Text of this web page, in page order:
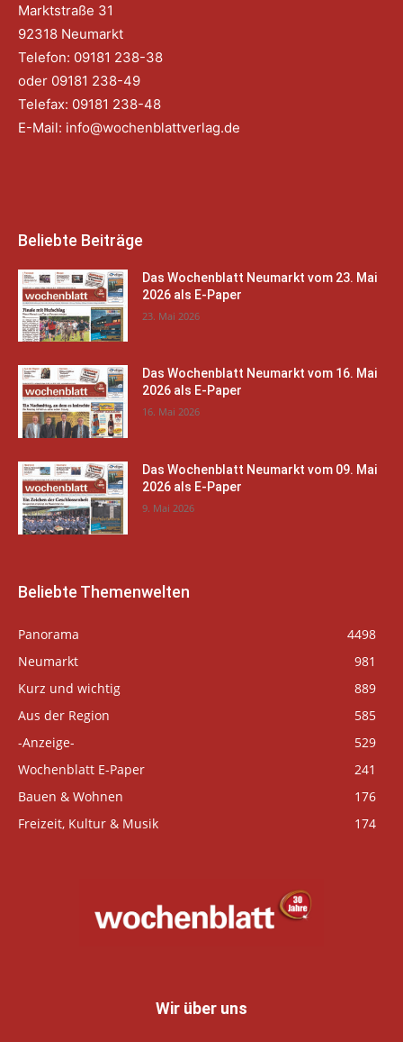
Marktstraße 31
92318 Neumarkt
Telefon: 09181 238-38
oder 09181 238-49
Telefax: 09181 238-48
E-Mail: info@wochenblattverlag.de
Beliebte Beiträge
Das Wochenblatt Neumarkt vom 23. Mai
2026 als E-Paper
23. Mai 2026
Das Wochenblatt Neumarkt vom 16. Mai
2026 als E-Paper
16. Mai 2026
Das Wochenblatt Neumarkt vom 09. Mai
2026 als E-Paper
9. Mai 2026
Beliebte Themenwelten
Panorama
4498
Neumarkt
981
Kurz und wichtig
889
Aus der Region
585
-Anzeige-
529
Wochenblatt E-Paper
241
Bauen & Wohnen
176
Freizeit, Kultur & Musik
174
Wir über uns